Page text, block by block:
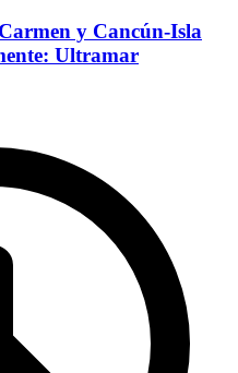
y Cancún-Isla
Ultramar